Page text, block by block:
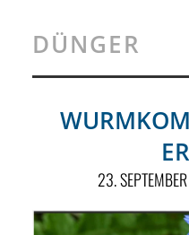
MAGAZIN
ÜBER UNS
DÜNGER
23.